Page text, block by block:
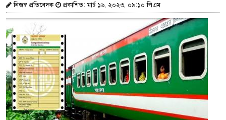
নিজস্ব প্রতিবেদক প্রকাশিত: মার্চ ১৬, ২০২৩, ০৯:১০ পিএম